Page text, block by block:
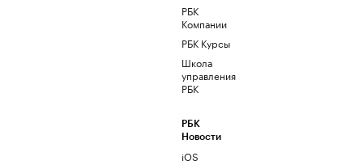
РБК
Компании
РБК Курсы
Школа
управления
РБК
РБК
Новости
iOS